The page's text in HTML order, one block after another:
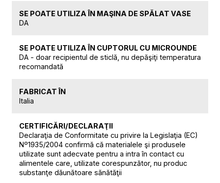
SE POATE UTILIZA ÎN MAŞINA DE SPĂLAT VASE
DA
SE POATE UTILIZA ÎN CUPTORUL CU MICROUNDE
DA - doar recipientul de sticlă, nu depăşiţi temperatura
recomandată
FABRICAT ÎN
Italia
CERTIFICĂRI/DECLARAŢII
Declaraţia de Conformitate cu privire la Legislaţia (EC)
Nº1935/2004 confirmă că materialele şi produsele
utilizate sunt adecvate pentru a intra în contact cu
alimentele care, utilizate corespunzător, nu produc
substanţe dăunătoare sănătăţii